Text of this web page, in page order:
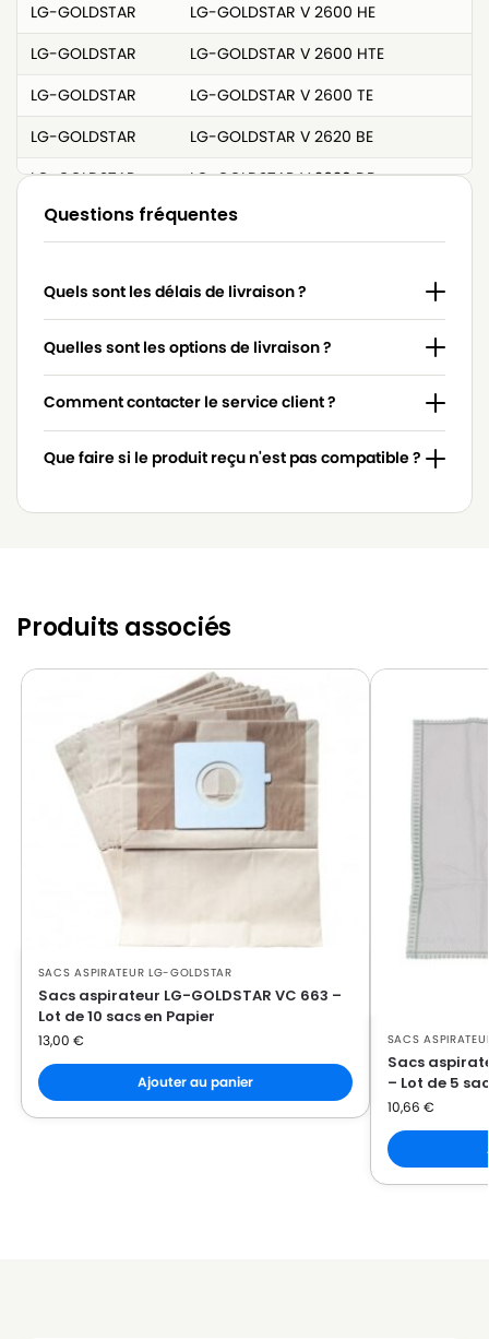
LG-GOLDSTAR
LG-GOLDSTAR V 2600 HE
LG-GOLDSTAR
LG-GOLDSTAR V 2600 HTE
LG-GOLDSTAR
LG-GOLDSTAR V 2600 TE
LG-GOLDSTAR
LG-GOLDSTAR V 2620 BE
LG-GOLDSTAR
LG-GOLDSTAR V 2620 DB
LG-GOLDSTAR
LG-GOLDSTAR V 2620 DE
LG-GOLDSTAR
LG-GOLDSTAR V 2620 TE
LG-GOLDSTAR
LG-GOLDSTAR V 2800
Questions fréquentes
Quels sont les délais de livraison ?
Quelles sont les options de livraison ?
Comment contacter le service client ?
Que faire si le produit reçu n'est pas compatible ?
Produits associés
SACS ASPIRATEUR LG-GOLDSTAR
Sacs aspirateur LG-GOLDSTAR VC 663 –
Lot de 10 sacs en Papier
13,00 €
Ajouter au panier
SACS
Sacs
– Lot de 5
10,66 €